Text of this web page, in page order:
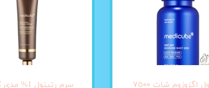
آمپول اگزوزوم شات ٧٥٠٠
سرم رتینول 1% مدی کیوب